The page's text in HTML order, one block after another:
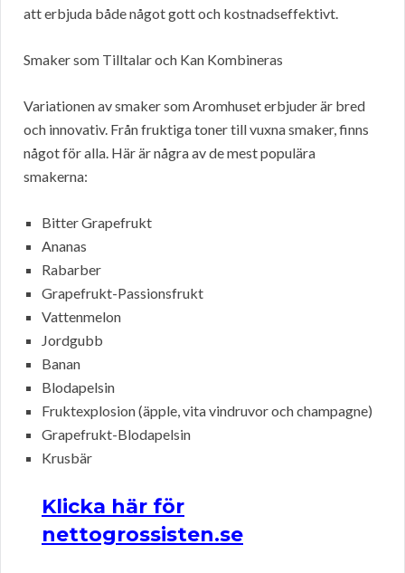
att erbjuda både något gott och kostnadseffektivt.
Smaker som Tilltalar och Kan Kombineras
Variationen av smaker som Aromhuset erbjuder är bred
och innovativ. Från fruktiga toner till vuxna smaker, finns
något för alla. Här är några av de mest populära
smakerna:
Bitter Grapefrukt
Ananas
Rabarber
Grapefrukt-Passionsfrukt
Vattenmelon
Jordgubb
Banan
Blodapelsin
Fruktexplosion (äpple, vita vindruvor och champagne)
Grapefrukt-Blodapelsin
Krusbär
Klicka här för
nettogrossisten.se